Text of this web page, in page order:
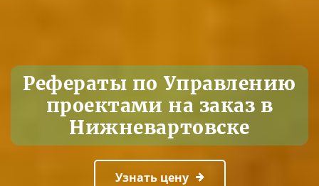
Рефераты по Управлению
проектами на заказ в
Нижневартовске
Узнать цену